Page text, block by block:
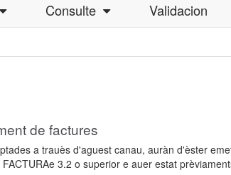
Consulte Validacion
de factures
a trauès d'aguest canau, auràn d'èster
3.2 o superior e auer estat